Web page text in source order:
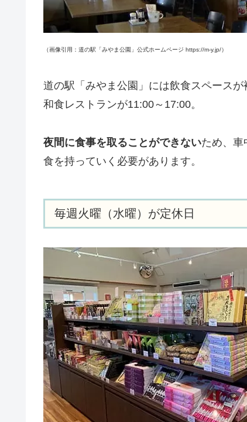
（画像引用：道の駅「みやま公園」公式ホームページ https://m-y.jp/）
道の駅「みやま公園」には飲食スペース
和食レストランが11:00～17:00。
夜間に食事を取ることができないため、車
食を持っていく必要があります。
毎週火曜（水曜）が定休日